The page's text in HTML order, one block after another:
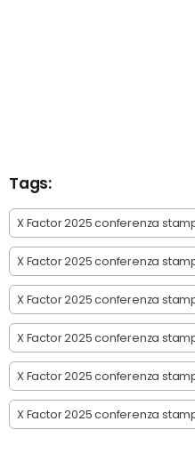
Tags:
X Factor 2025 conferenza
X Factor 2025 conferenza
X Factor 2025 conferenza
X Factor 2025 conferenza
X Factor 2025 conferenza
X Factor 2025 conferenza